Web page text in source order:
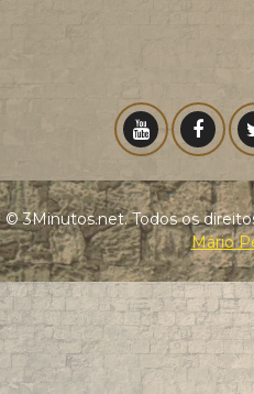
© 3Minutos.net. Todos os
Mário